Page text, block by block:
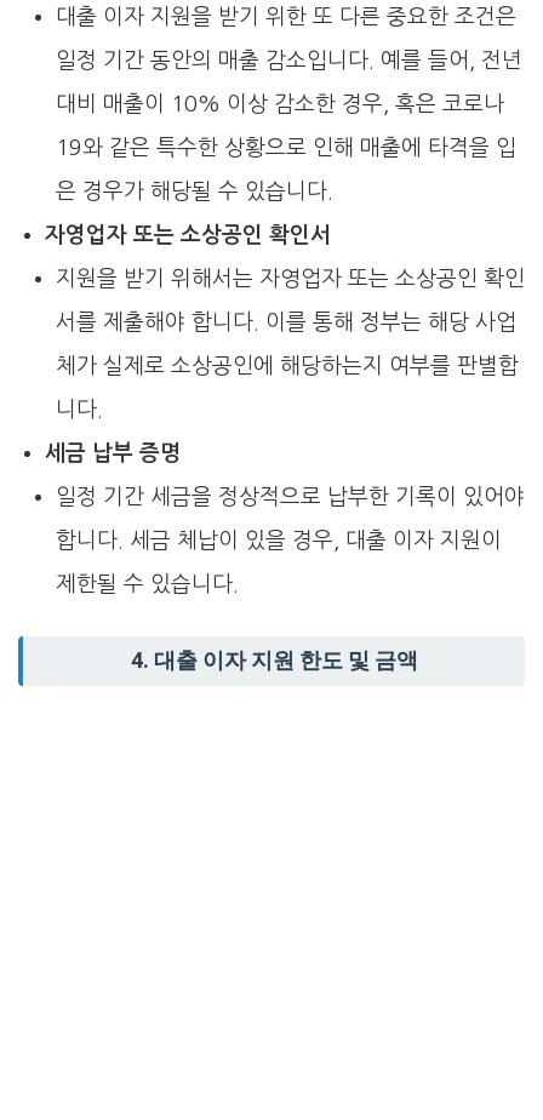
대출 이자 지원을 받기 위한 또 다른 중요한 조건은
일정 기간 동안의 매출 감소입니다. 예를 들어, 전년
대비 매출이 10% 이상 감소한 경우, 혹은 코로나
19와 같은 특수한 상황으로 인해 매출에 타격을 입
은 경우가 해당될 수 있습니다.
자영업자 또는 소상공인 확인서
지원을 받기 위해서는 자영업자 또는 소상공인 확인
서를 제출해야 합니다. 이를 통해 정부는 해당 사업
체가 실제로 소상공인에 해당하는지 여부를 판별합
니다.
세금 납부 증명
일정 기간 세금을 정상적으로 납부한 기록이 있어야
합니다. 세금 체납이 있을 경우, 대출 이자 지원이
제한될 수 있습니다.
4. 대출 이자 지원 한도 및 금액